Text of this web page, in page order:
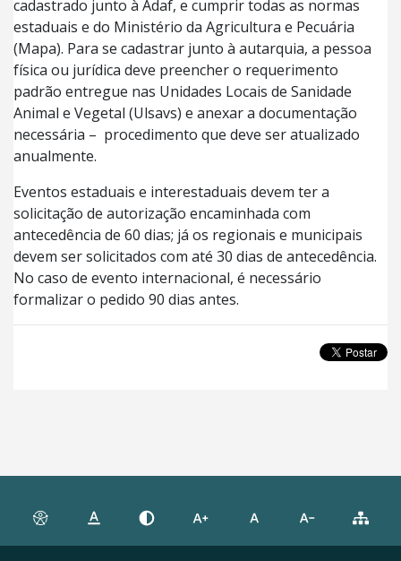
cadastrado junto à Adaf, e cumprir todas as normas
estaduais e do Ministério da Agricultura e Pecuária
(Mapa). Para se cadastrar junto à autarquia, a pessoa
física ou jurídica deve preencher o requerimento
padrão entregue nas Unidades Locais de Sanidade
Animal e Vegetal (Ulsavs) e anexar a documentação
necessária – procedimento que deve ser atualizado
anualmente.
Eventos estaduais e interestaduais devem ter a
solicitação de autorização encaminhada com
antecedência de 60 dias; já os regionais e municipais
devem ser solicitados com até 30 dias de antecedência.
No caso de evento internacional, é necessário
formalizar o pedido 90 dias antes.